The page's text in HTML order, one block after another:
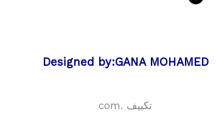
Designed by:GANA MOHAMED
تكييف .com